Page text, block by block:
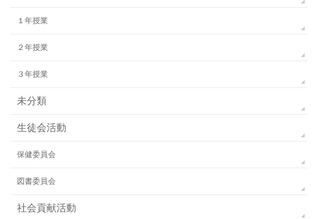
１年授業
２年授業
３年授業
未分類
生徒会活動
保健委員会
図書委員会
社会貢献活動